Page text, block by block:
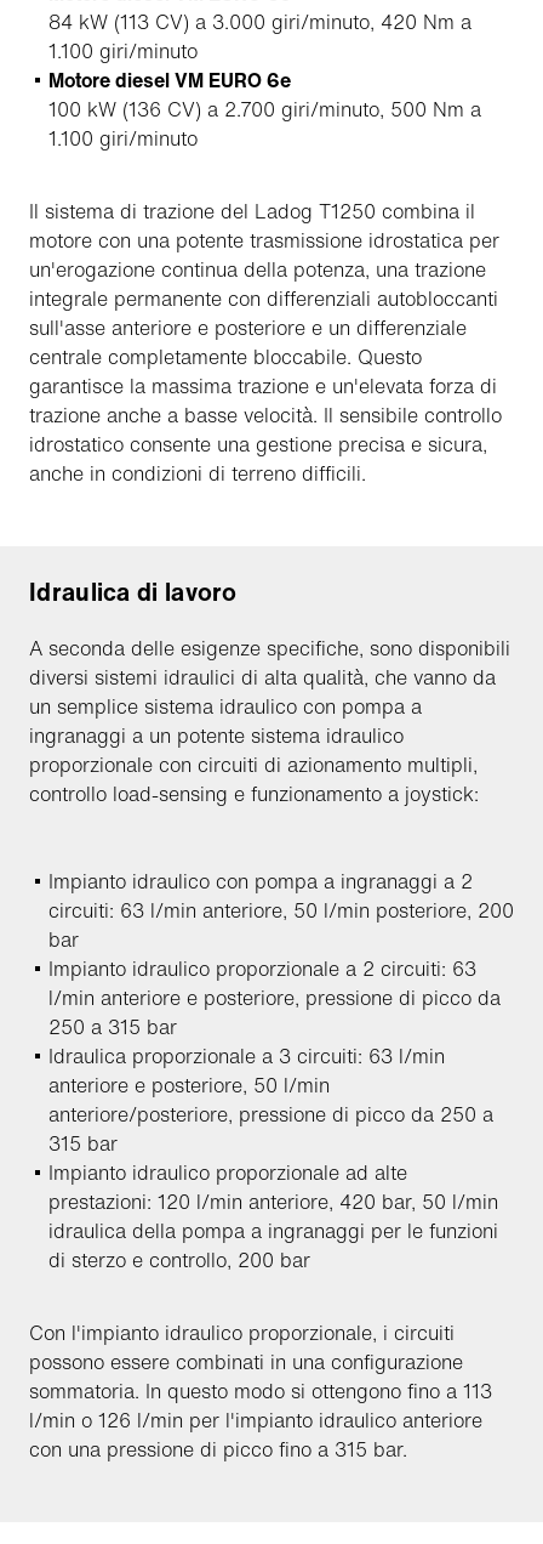
84 kW (113 CV) a 3.000 giri/minuto, 420 Nm a
1.100 giri/minuto
Motore diesel VM EURO 6e
100 kW (136 CV) a 2.700 giri/minuto, 500 Nm a
1.100 giri/minuto
Il sistema di trazione del Ladog T1250 combina il
motore con una potente trasmissione idrostatica per
un'erogazione continua della potenza, una trazione
integrale permanente con differenziali autobloccanti
sull'asse anteriore e posteriore e un differenziale
centrale completamente bloccabile. Questo
garantisce la massima trazione e un'elevata forza di
trazione anche a basse velocità. Il sensibile controllo
idrostatico consente una gestione precisa e sicura,
anche in condizioni di terreno difficili.
Idraulica di lavoro
A seconda delle esigenze specifiche, sono disponibili
diversi sistemi idraulici di alta qualità, che vanno da
un semplice sistema idraulico con pompa a
ingranaggi a un potente sistema idraulico
proporzionale con circuiti di azionamento multipli,
controllo load-sensing e funzionamento a joystick:
Impianto idraulico con pompa a ingranaggi a 2
circuiti: 63 l/min anteriore, 50 l/min posteriore, 200
bar
Impianto idraulico proporzionale a 2 circuiti: 63
l/min anteriore e posteriore, pressione di picco da
250 a 315 bar
Idraulica proporzionale a 3 circuiti: 63 l/min
anteriore e posteriore, 50 l/min
anteriore/posteriore, pressione di picco da 250 a
315 bar
Impianto idraulico proporzionale ad alte
prestazioni: 120 l/min anteriore, 420 bar, 50 l/min
idraulica della pompa a ingranaggi per le funzioni
di sterzo e controllo, 200 bar
Con l'impianto idraulico proporzionale, i circuiti
possono essere combinati in una configurazione
sommatoria. In questo modo si ottengono fino a 113
l/min o 126 l/min per l'impianto idraulico anteriore
con una pressione di picco fino a 315 bar.